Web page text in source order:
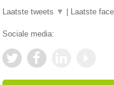
Laatste tweets ▼ Laatste
Sociale media: